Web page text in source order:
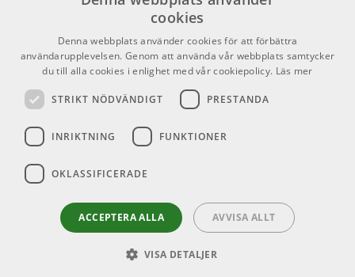
Försäljningsvillkor
Inlogg för återförsäljare
E-post:info@emnordic.se
Youtube
cookies
Denna webbplats använder cookies för att förbättra
användarupplevelsen. Genom att använda vår webbplats samtycker
du till alla cookies i enlighet med vår cookiepolicy. Läs mer
STRIKT NÖDVÄNDIGT PRESTANDA
INRIKTNING FUNKTIONER
OKLASSIFICERADE
ACCEPTERA ALLA AVVISA ALLT
VISA DETALJER